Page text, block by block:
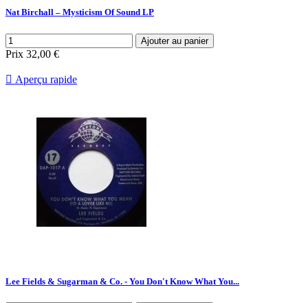
Nat Birchall ‎– Mysticism Of Sound LP
Ajouter au panier
Prix 32,00 €
 Aperçu rapide
Lee Fields & Sugarman & Co. - You Don't Know What You...